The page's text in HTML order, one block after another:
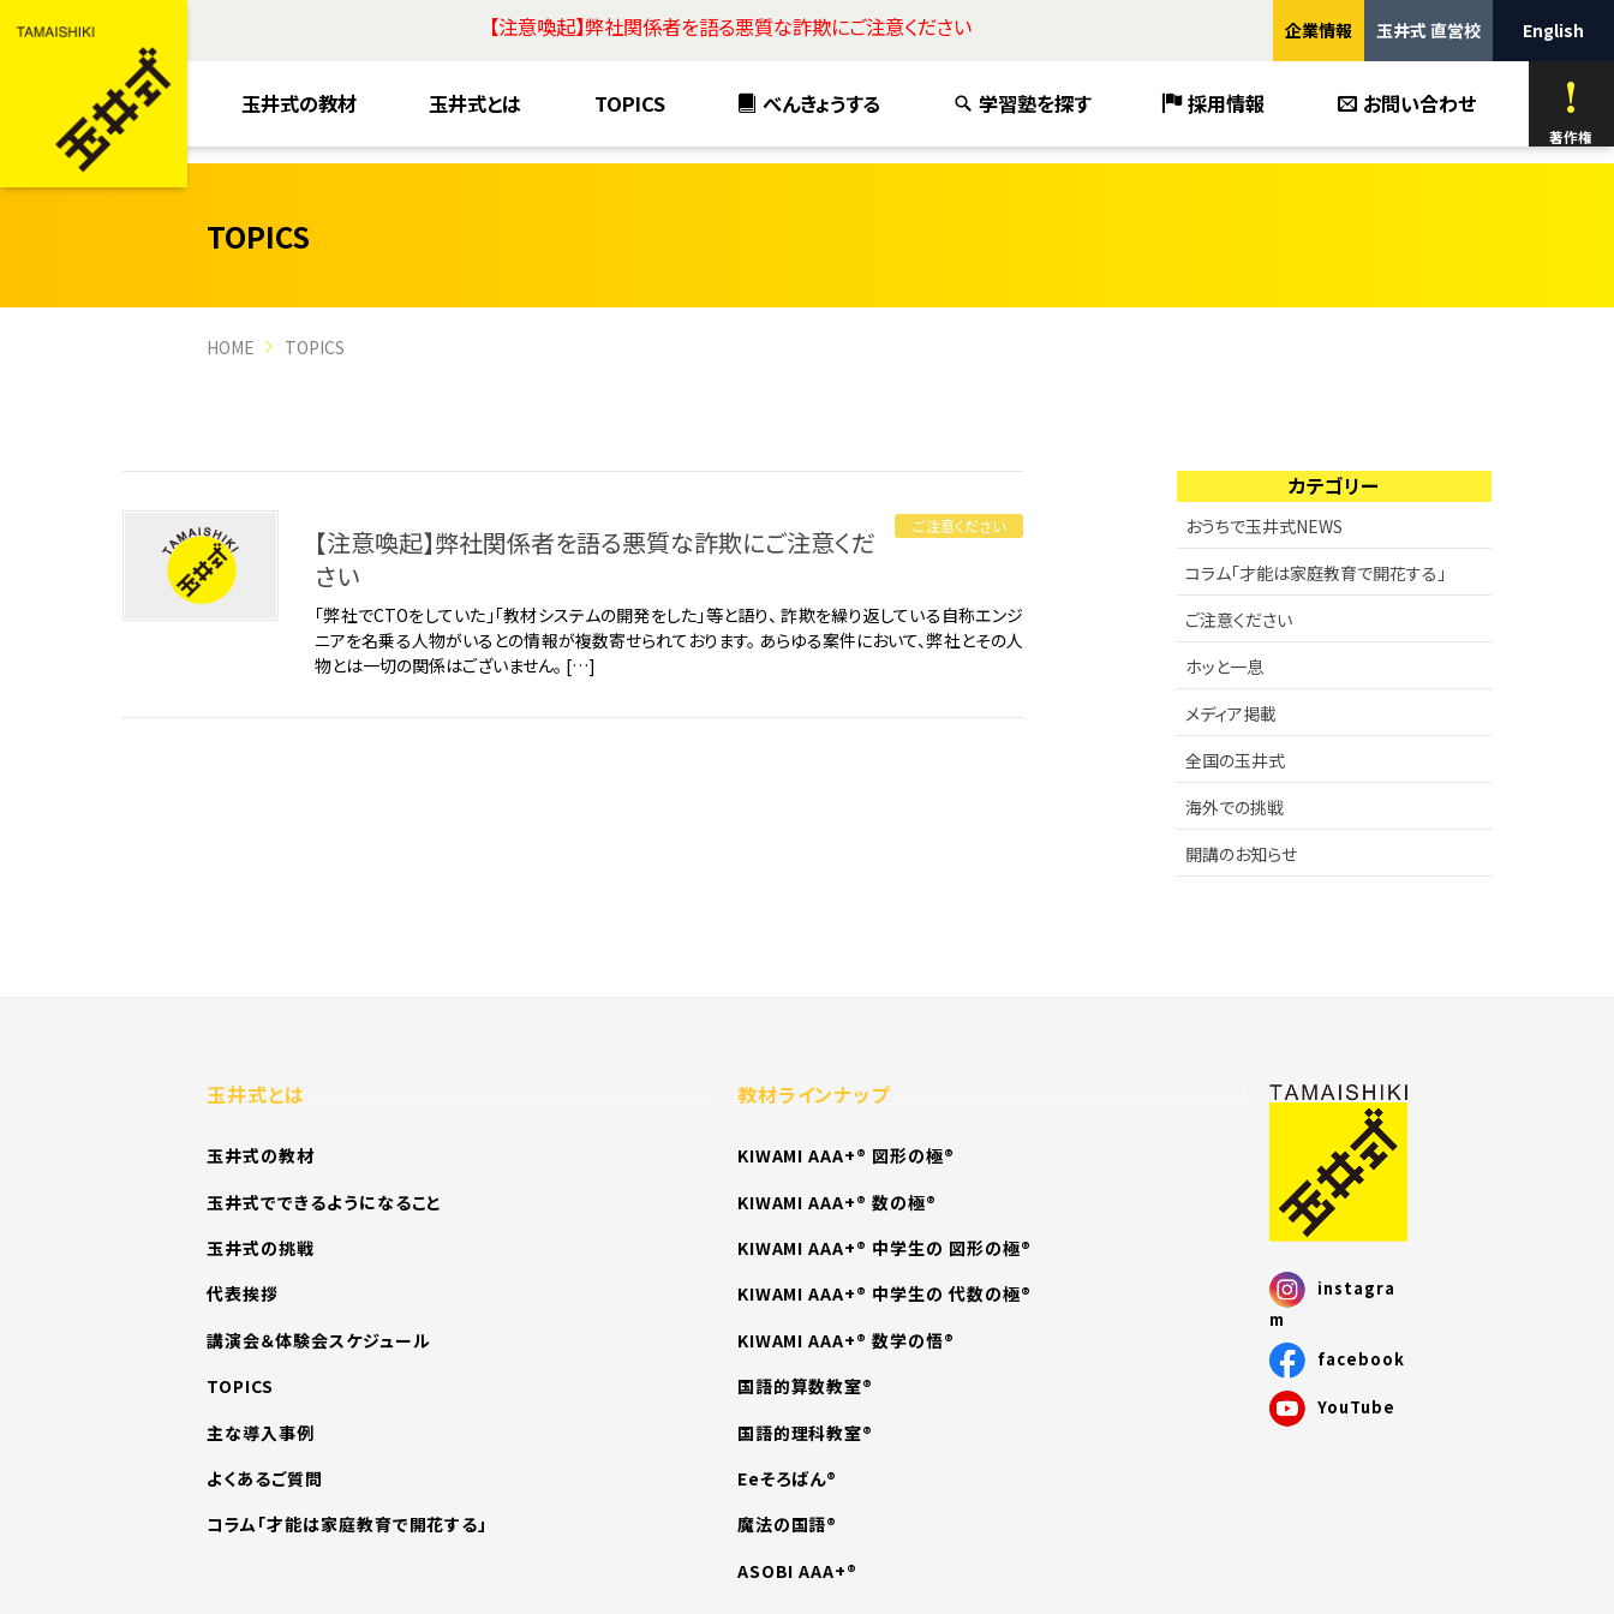
【注意喚起】弊社関係者を語る悪質な詐欺にご注意ください 企業情報 玉井式 直営校 English
玉井式の教材 玉井式とは TOPICS べんきょうする 学習塾を探す 採用情報 お問い合わせ
著作権
TOPICS
HOME TOPICS
ご注意ください
【注意喚起】弊社関係者を語る悪質な詐欺にご注意くだ
さい
「弊社でCTOをしていた」「教材システムの開発をした」等と語り、 詐欺を繰り返している自称エンジ
ニアを名乗る人物がいるとの情報が複数寄せられております。 あらゆる案件において、弊社とその人
物とは一切の関係はございません。 […]
カテゴリー
おうちで玉井式NEWS
コラム「才能は家庭教育で開花する」
ご注意ください
ホッと一息
メディア掲載
全国の玉井式
海外での挑戦
開講のお知らせ
玉井式とは
玉井式の教材
玉井式でできるようになること
玉井式の挑戦
代表挨拶
講演会＆体験会スケジュール
TOPICS
主な導入事例
よくあるご質問
コラム「才能は家庭教育で開花する」
教材ラインナップ
KIWAMI AAA+® 図形の極®
KIWAMI AAA+® 数の極®
KIWAMI AAA+® 中学生の 図形の極®
KIWAMI AAA+® 中学生の 代数の極®
KIWAMI AAA+® 数学の悟®
国語的算数教室®
国語的理科教室®
Eeそろばん®
魔法の国語®
ASOBI AAA+®
instagra
m
facebook
YouTube